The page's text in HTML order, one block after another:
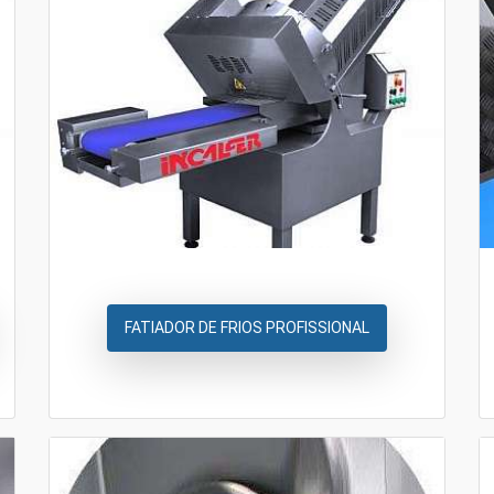
FATIADOR DE FRIOS PROFISSIONAL